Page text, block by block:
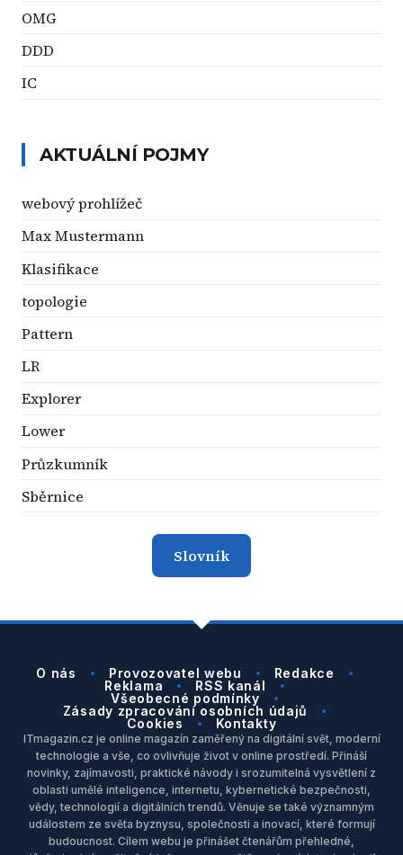
OMG
DDD
IC
AKTUÁLNÍ POJMY
webový prohlížeč
Max Mustermann
Klasifikace
topologie
Pattern
LR
Explorer
Lower
Průzkumník
Sběrnice
Slovník
O nás Provozovatel webu
Redakce
Reklama
RSS kanál
Všeobecné podmínky
Zásady zpracování osobních údajů
Cookies
Kontakty
ITmagazin.cz je online magazín zaměřený na digitální svět, moderní
technologie a vše, co ovlivňuje život v online prostředí. Přináší
novinky, zajímavosti, praktické návody i srozumitelná vysvětlení z
oblasti umělé inteligence, internetu, kybernetické bezpečnosti,
vědy, technologií a digitálních trendů. Věnuje se také významným
událostem ze světa byznysu, společnosti a inovací, které formují
budoucnost. Cílem webu je přinášet čtenářům přehledné,